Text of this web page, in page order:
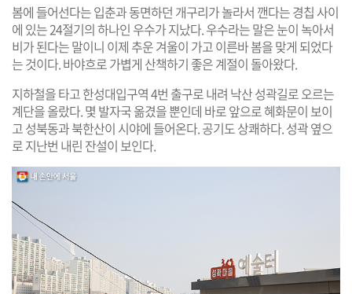
봄에 들어선다는 입춘과 동면하던 개구리가 놀라서 깬다는 경칩 사이
에 있는 24절기의 하나인 우수가 지났다. 우수라는 말은 눈이 녹아서
비가 된다는 말이니 이제 추운 겨울이 가고 이른바 봄을 맞게 되었다
는 것이다. 바야흐로 가볍게 산책하기 좋은 계절이 돌아왔다.
지하철을 타고 한성대입구역 4번 출구로 내려 낙산 성곽길로 오르는
계단을 올랐다. 몇 발자국 옮겼을 뿐인데 바로 앞으로 혜화문이 보이
고 성북동과 북한산이 시야에 들어온다. 공기도 상쾌하다. 성곽 옆으
로 지난번 내린 잔설이 보인다.